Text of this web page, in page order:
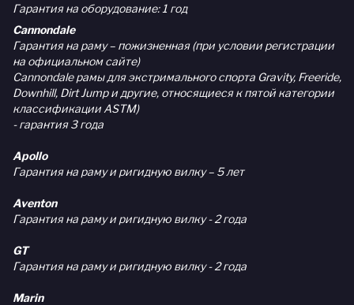
Гарантия на оборудование: 1 год
Cannondale
Гарантия на раму – пожизненная (при условии регистрации
на официальном сайте)
Cannondale рамы для экстримального спорта Gravity, Freeride,
Downhill, Dirt Jump и другие, относящиеся к пятой категории
классификации ASTM)
- гарантия 3 года
Apollo
Гарантия на раму и ригидную вилку – 5 лет
Aventon
Гарантия на раму и ригидную вилку - 2 года
GT
Гарантия на раму и ригидную вилку - 2 года
Marin